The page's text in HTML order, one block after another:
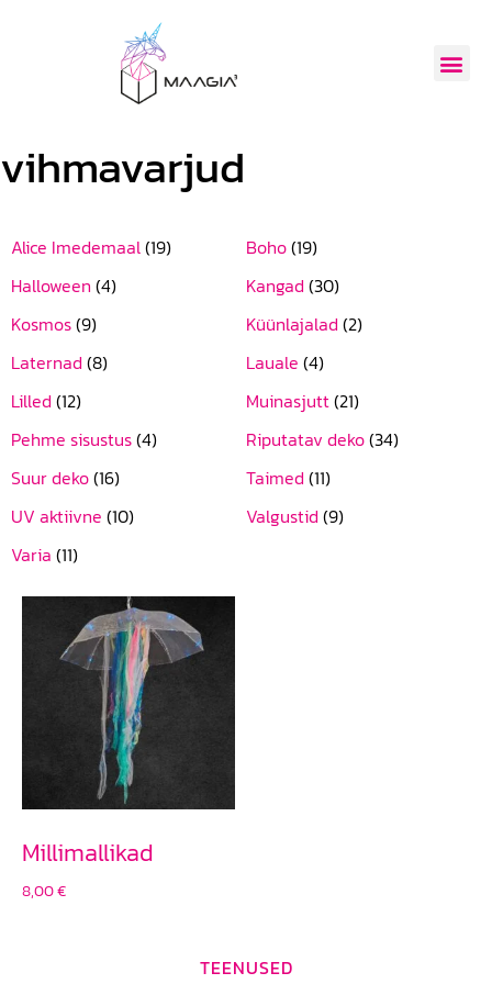
vihmavarjud
Alice Imedemaal(19) Boho(19)
Halloween (4) Kangad (30)
Kosmos(9) Küünlajalad (2)
Laternad (8) Lauale (4)
Lilled (12) Muinasjutt(21)
Pehme sisustus(4) Riputatav deko(34)
Suur deko(16) Taimed (11)
UV aktiivne (10) Valgustid (9)
Varia (11)
Millimallikad
8,00€
TEENUSED